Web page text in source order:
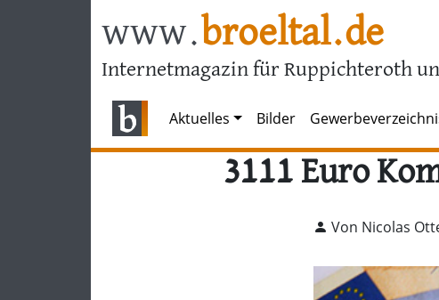
www.broeltal.de
Internetmagazin für Ruppichteroth
Aktuelles Bilder
3111 Euro
Von Nicolas